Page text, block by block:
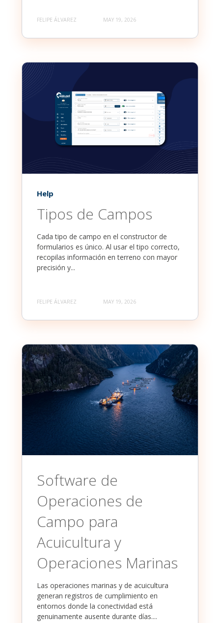
FELIPE ÁLVAREZ MAY 19, 2026
Help
Tipos de Campos
Cada tipo de campo en el constructor de
formularios es único. Al usar el tipo correcto,
recopilas información en terreno con mayor
precisión y...
FELIPE ÁLVAREZ MAY 19, 2026
Software de
Operaciones de
Campo para
Acuicultura y
Operaciones Marinas
Las operaciones marinas y de acuicultura
generan registros de cumplimiento en
entornos donde la conectividad está
genuinamente ausente durante días....